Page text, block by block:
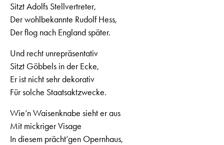
Sitzt Adolfs Stellvertreter,
Der wohlbekannte Rudolf Hess,
Der flog nach England später.
Und recht unrepräsentativ
Sitzt Göbbels in der Ecke,
Er ist nicht sehr dekorativ
Für solche Staatsaktzwecke.
Wie’n Waisenknabe sieht er aus
Mit mickriger Visage
In diesem prächt’gen Opernhaus,